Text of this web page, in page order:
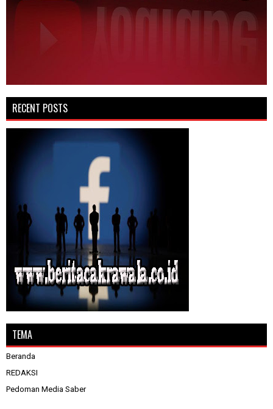
RECENT POSTS
TEMA
Beranda
REDAKSI
Pedoman Media Saber